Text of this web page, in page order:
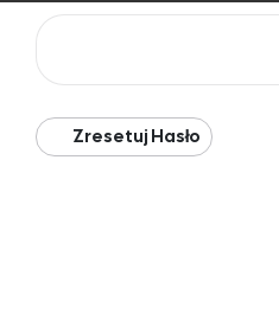
Zresetuj Hasło